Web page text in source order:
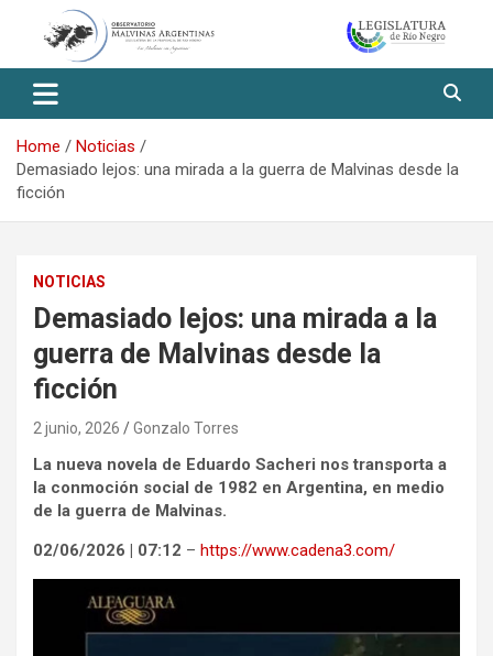
Observatorio Malvinas – Río
Negro
Home
Noticias
Demasiado lejos: una mirada a la guerra de Malvinas desde la
ficción
NOTICIAS
Demasiado lejos: una mirada a la
guerra de Malvinas desde la
ficción
2 junio, 2026 Gonzalo Torres
La nueva novela de Eduardo Sacheri nos transporta a
la conmoción social de 1982 en Argentina, en medio
de la guerra de Malvinas.
02/06/2026 | 07:12 – https://www.cadena3.com/